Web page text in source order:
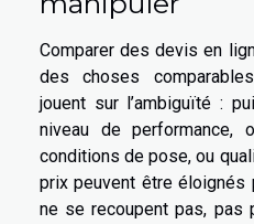
Comparer des devis en
des choses
jouent sur l’ambiguïté :
niveau de performance,
conditions de pose, ou
prix peuvent être éloignés
ne se recoupent pas, pas